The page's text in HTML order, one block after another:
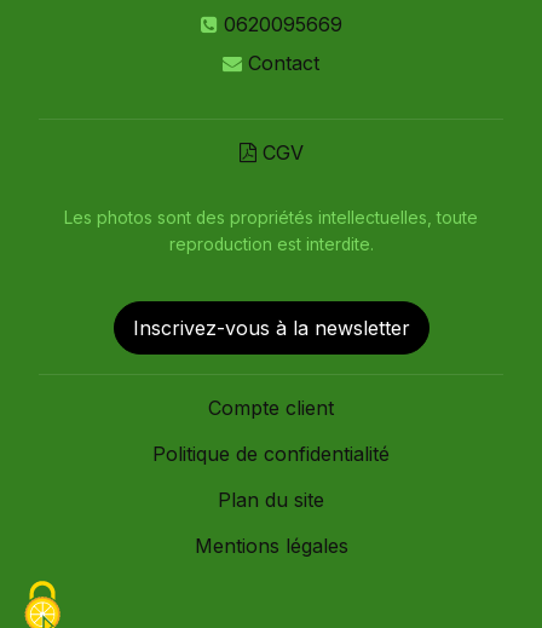
0620095669
Contact
CGV
Les photos sont des propriétés intellectuelles, toute
reproduction est interdite.
Inscrivez-vous à la newsletter
Compte client
Politique de confidentialité
Plan du site
Mentions légales